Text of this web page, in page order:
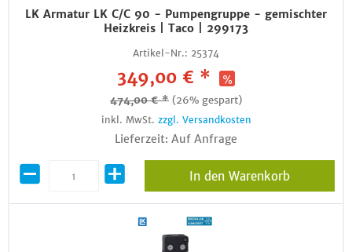
LK Armatur LK C/C 90 - Pumpengruppe - gemischter
Heizkreis | Taco | 299173
Artikel-Nr.: 25374
349,00 € *
474,00 € * (26% gespart)
inkl. MwSt. zzgl. Versandkosten
Lieferzeit: Auf Anfrage
In den Warenkorb